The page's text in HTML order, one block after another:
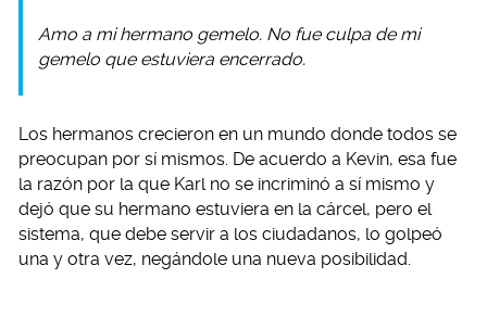
Amo a mi hermano gemelo. No fue culpa de mi
gemelo que estuviera encerrado.
Los hermanos crecieron en un mundo donde todos se
preocupan por sí mismos. De acuerdo a Kevin, esa fue
la razón por la que Karl no se incriminó a sí mismo y
dejó que su hermano estuviera en la cárcel, pero el
sistema, que debe servir a los ciudadanos, lo golpeó
una y otra vez, negándole una nueva posibilidad.